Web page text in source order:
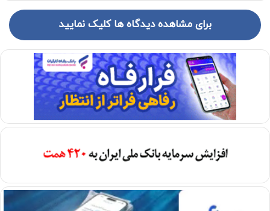
برای مشاهده دیدگاه ها کلیک نمایید